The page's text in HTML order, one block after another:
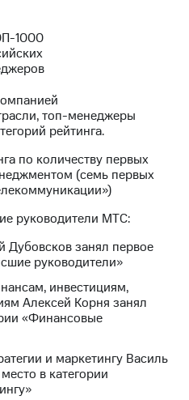
топ-менеджеры
рейтинга.
по количеству первых
(семь первых
руководители МТС:
занял первое
руководители»
инвестициям,
Алексей Корня занял
«Финансовые
и маркетингу Василь
в категории